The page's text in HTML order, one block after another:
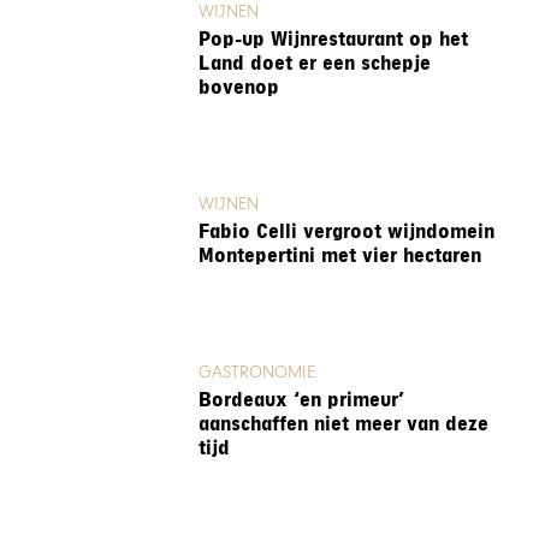
WIJNEN
Pop-up Wijnrestaurant op het
Land doet er een schepje
bovenop
WIJNEN
Fabio Celli vergroot wijndomein
Montepertini met vier hectaren
GASTRONOMIE
Bordeaux ‘en primeur’
aanschaffen niet meer van deze
tijd